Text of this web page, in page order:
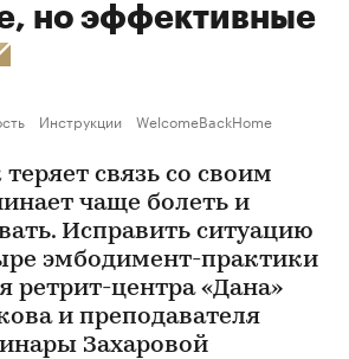
но эффективные
Инструкции WelcomeBackHome
связь со своим
чаще болеть и
Исправить ситуацию
эмбодимент-практики
ретрит-центра «Дана»
и преподавателя
Захаровой